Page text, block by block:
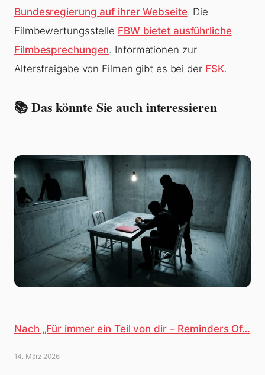
Bundesregierung auf ihrer Webseite. Die
Filmbewertungsstelle FBW bietet ausführliche
Filmbesprechungen. Informationen zur
Altersfreigabe von Filmen gibt es bei der FSK.
📚 Das könnte Sie auch interessieren
Nach „Für immer ein Teil von dir – Reminders Of…
14. März 2026